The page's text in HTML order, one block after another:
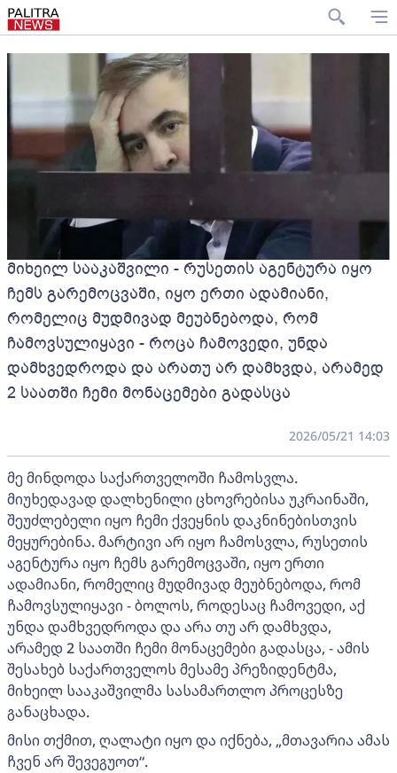
მიხეილ სააკაშვილი - რუსეთის აგენტურა იყო
ჩემს გარემოცვაში, იყო ერთი ადამიანი,
რომელიც მუდმივად მეუბნებოდა, რომ
ჩამოვსულიყავი - როცა ჩამოვედი, უნდა
დამხვედროდა და არათუ არ დამხვდა, არამედ
2 საათში ჩემი მონაცემები გადასცა
2026/05/21 14:03
მე მინდოდა საქართველოში ჩამოსვლა.
მიუხედავად დალხენილი ცხოვრებისა უკრაინაში,
შეუძლებელი იყო ჩემი ქვეყნის დაკნინებისთვის
მეყურებინა. მარტივი არ იყო ჩამოსვლა, რუსეთის
აგენტურა იყო ჩემს გარემოცვაში, იყო ერთი
ადამიანი, რომელიც მუდმივად მეუბნებოდა, რომ
ჩამოვსულიყავი - ბოლოს, როდესაც ჩამოვედი, აქ
უნდა დამხვედროდა და არა თუ არ დამხვდა,
არამედ 2 საათში ჩემი მონაცემები გადასცა, - ამის
შესახებ საქართველოს მესამე პრეზიდენტმა,
მიხეილ სააკაშვილმა სასამართლო პროცესზე
განაცხადა.
მისი თქმით, ღალატი იყო და იქნება, „მთავარია ამას
ჩვენ არ შევეგუოთ“.